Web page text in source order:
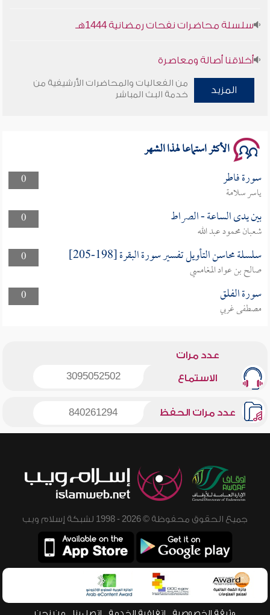
سلسلة محاضرات نفحات رمضانية 1444هـ
أخلاقنا أصالة ومعاصرة
وأمنهم من خوف 9
المزيد
من الفعاليات والمحاضرات الأرشيفية من
خدمة البث المباشر
الأكثر استماعا لهذا الشهر
0 سورة فاطر
ياسر سلامة
0
بين يدى الساعة - الصراط
شعبان محمود عبد الله
0
سلسلة محاسن التأويل تفسير سورة البقرة [198-205]
صالح بن عواد المغامسي
0
سورة الفلق
مصطفى غربي
عدد مرات
الاستماع 3095052502
عدد مرات الحفظ 840261294
جميع الحقوق محفوظة © 2026 - 1998 لشبكة إسلام ويب
وثيقة الخصوصية اتفاقية الخدمة اتصل بنا من نحن